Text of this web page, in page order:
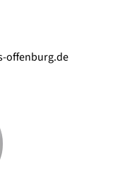
offenburg.de